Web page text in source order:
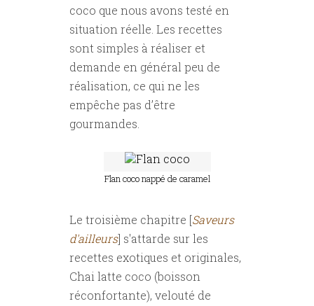
coco que nous avons testé en
situation réelle. Les recettes
sont simples à réaliser et
demande en général peu de
réalisation, ce qui ne les
empêche pas d’être
gourmandes.
Flan coco nappé de caramel
Le troisième chapitre [Saveurs
d'ailleurs] s'attarde sur les
recettes exotiques et originales,
Chai latte coco (boisson
réconfortante), velouté de